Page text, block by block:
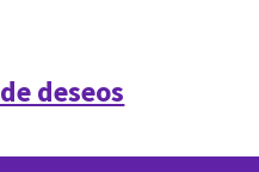
deseos